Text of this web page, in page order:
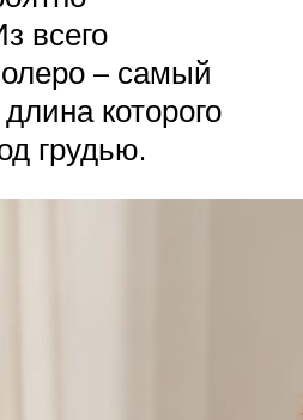
всего
– самый
которого
грудью.